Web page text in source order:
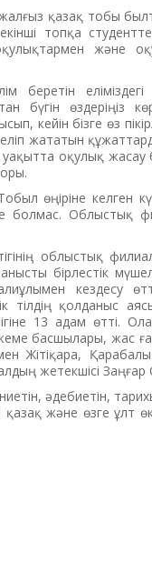
жалғыз қазақ тобы
топқа
және
беретін еліміздегі
бүгін өздеріңіз
кейін бізге өз
жататын
оқулық жасау
өңіріне келген
Облыстық
облыстық
бір­лестік
кездесу
тілдің қол­да­ныс
13 адам өтті.
басшылары, жас
Жітіқара,
жетекшісі Заңғар
әдебиетін,
және өзге ұлт